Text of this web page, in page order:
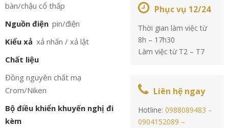
bàn/chậu cổ thấp
Nguồn điện pin/điện
Kiểu xả xả nhấn / xả lật
Chất liệu
Đồng nguyên chất mạ
Crom/Niken
Bộ điều khiển khuyến nghị đi
kèm
Phục vụ 12/24
Thời gian làm việc từ
8h – 17h30
Làm việc từ T2 – T7
Liên hệ ngay
Hotline:0988089483 –
0904152089 –